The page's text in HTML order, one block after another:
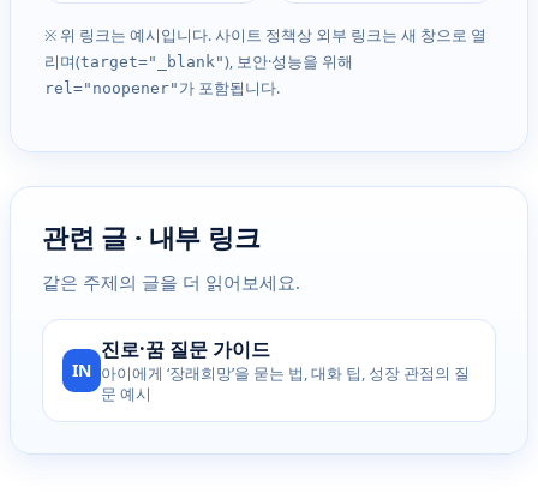
※ 위 링크는 예시입니다. 사이트 정책상 외부 링크는 새 창으로 열
리며(target="_blank"), 보안·성능을 위해
rel="noopener" 가 포함됩니다.
관련 글 · 내부 링크
같은 주제의 글을 더 읽어보세요.
IN
진로·꿈 질문 가이드
아이에게 ‘장래희망’을 묻는 법, 대화 팁, 성장 관점의 질
문 예시